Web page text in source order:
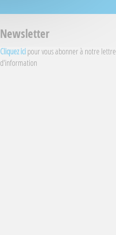
Newsletter
Cliquez icipour vous abonner à notre lettre
d'information